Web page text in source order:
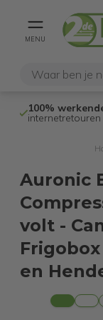
MENU
100%
internetretouren
Auronic
volt -
en